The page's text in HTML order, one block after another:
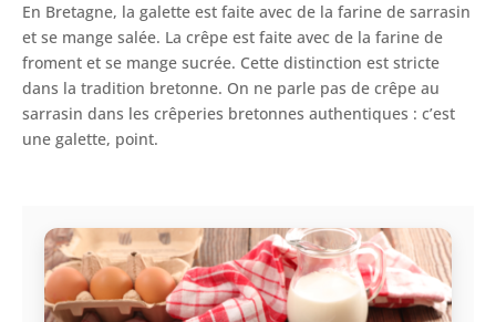
En Bretagne, la galette est faite avec de la farine de sarrasin
et se mange salée. La crêpe est faite avec de la farine de
froment et se mange sucrée. Cette distinction est stricte
dans la tradition bretonne. On ne parle pas de crêpe au
sarrasin dans les crêperies bretonnes authentiques : c’est
une galette, point.